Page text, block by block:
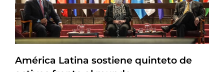
América Latina sostiene quinteto de